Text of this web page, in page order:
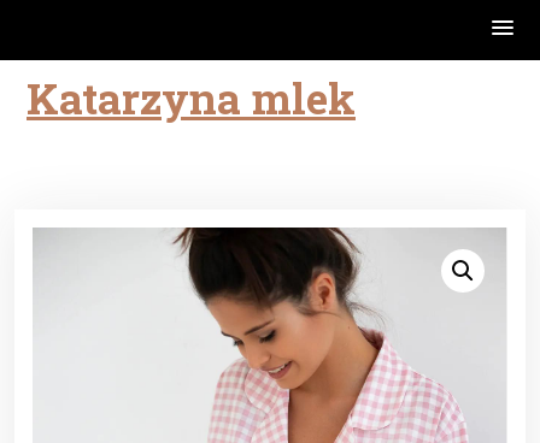
SkipKatarzyna mlek